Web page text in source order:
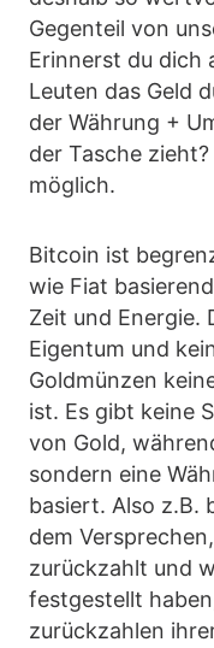
Gegenteil von
Erinnerst du dich
Leuten das Geld
der Währung +
der Tasche
möglich.
Bitcoin ist
wie Fiat
Zeit und Energie.
Eigentum und
Goldmünzen
ist. Es gibt keine
von Gold,
sondern eine
basiert. Also z.B.
dem
zurückzahlt und
festgestellt
zurückzahlen